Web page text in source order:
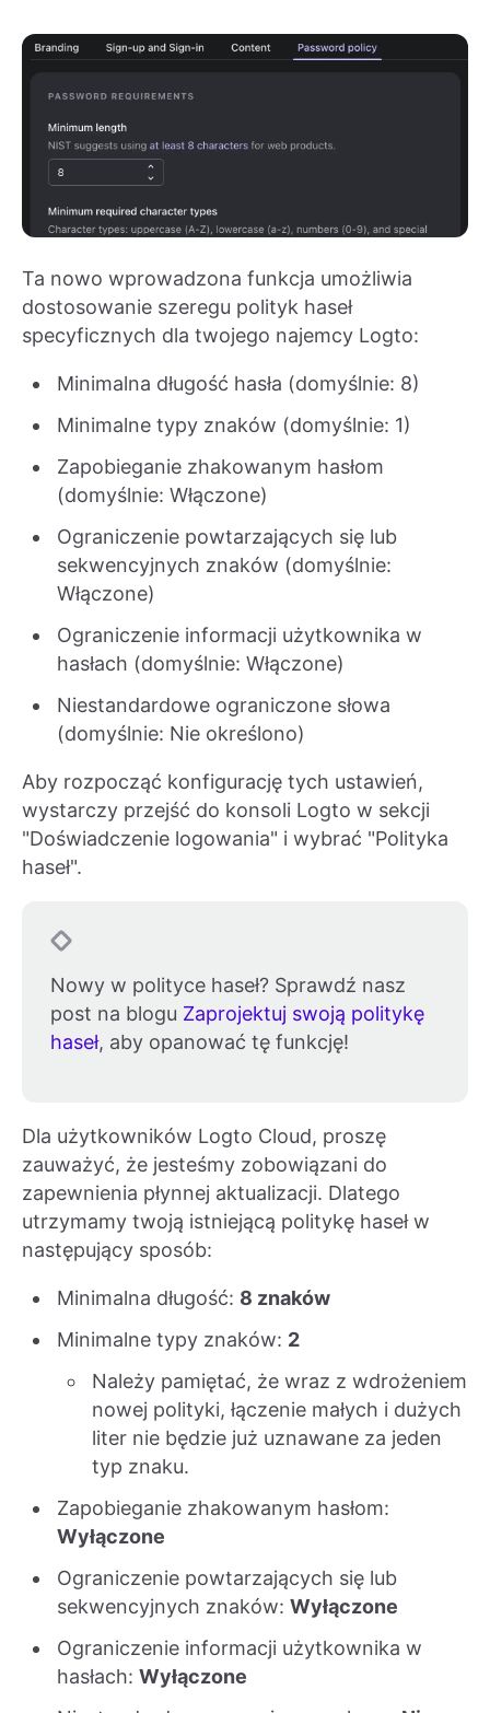
Ta nowo wprowadzona funkcja umożliwia
dostosowanie szeregu polityk haseł
specyficznych dla twojego najemcy Logto:
Minimalna długość hasła (domyślnie: 8)
Minimalne typy znaków (domyślnie: 1)
Zapobieganie zhakowanym hasłom
(domyślnie: Włączone)
Ograniczenie powtarzających się lub
sekwencyjnych znaków (domyślnie:
Włączone)
Ograniczenie informacji użytkownika w
hasłach (domyślnie: Włączone)
Niestandardowe ograniczone słowa
(domyślnie: Nie określono)
Aby rozpocząć konfigurację tych ustawień,
wystarczy przejść do konsoli Logto w sekcji
"Doświadczenie logowania" i wybrać "Polityka
haseł".
Nowy w polityce haseł? Sprawdź nasz
post na blogu Zaprojektuj swoją politykę
haseł, aby opanować tę funkcję!
Dla użytkowników Logto Cloud, proszę
zauważyć, że jesteśmy zobowiązani do
zapewnienia płynnej aktualizacji. Dlatego
utrzymamy twoją istniejącą politykę haseł w
następujący sposób:
Minimalna długość: 8 znaków
Minimalne typy znaków: 2
Należy pamiętać, że wraz z wdrożeniem
nowej polityki, łączenie małych i dużych
liter nie będzie już uznawane za jeden
typ znaku.
Zapobieganie zhakowanym hasłom:
Wyłączone
Ograniczenie powtarzających się lub
sekwencyjnych znaków: Wyłączone
Ograniczenie informacji użytkownika w
hasłach: Wyłączone